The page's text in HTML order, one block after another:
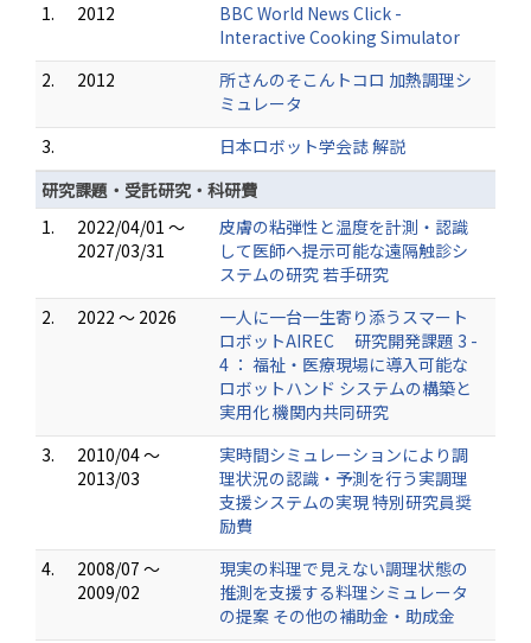
1.
2012
BBC World News Click -
Interactive Cooking Simulator
2.
2012
所さんのそこんトコロ 加熱調理シ
ミュレータ
3.
日本ロボット学会誌 解説
研究課題・受託研究・科研費
1.
2022/04/01 ～
2027/03/31
皮膚の粘弾性と温度を計測・認識
して医師へ提示可能な遠隔触診シ
ステムの研究 若手研究
2.
2022 ～ 2026
一人に一台一生寄り添うスマート
ロボットAIREC 研究開発課題 3 -
4 ： 福祉・医療現場に導入可能な
ロボットハンド システムの構築と
実用化 機関内共同研究
3.
2010/04 ～
2013/03
実時間シミュレーションにより調
理状況の認識・予測を行う実調理
支援システムの実現 特別研究員奨
励費
4.
2008/07 ～
2009/02
現実の料理で見えない調理状態の
推測を支援する料理シミュレータ
の提案 その他の補助金・助成金